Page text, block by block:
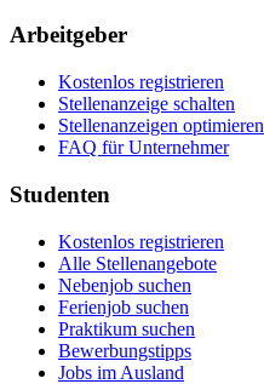
Arbeitgeber
Kostenlos registrieren
Stellenanzeige schalten
Stellenanzeigen optimieren
FAQ für Unternehmer
Studenten
Kostenlos registrieren
Alle Stellenangebote
Nebenjob suchen
Ferienjob suchen
Praktikum suchen
Bewerbungstipps
Jobs im Ausland